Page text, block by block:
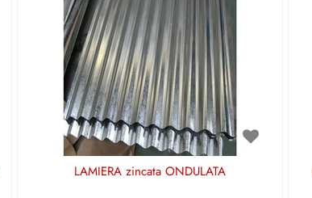
LAMIERA zincata ONDULATA